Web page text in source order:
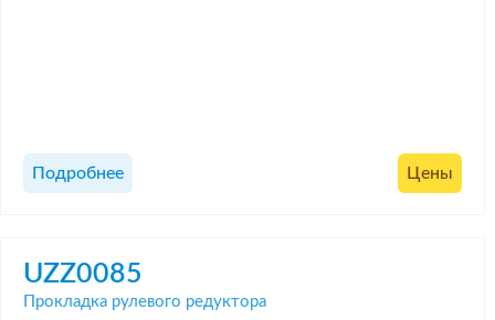
Подробнее Цены
UZZ0085
Прокладка рулевого редуктора